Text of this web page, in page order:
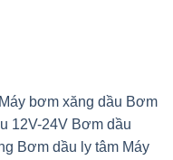
Máy bơm xăng dầu Bơm
12V-24V Bơm dầu
Bơm dầu ly tâm Máy